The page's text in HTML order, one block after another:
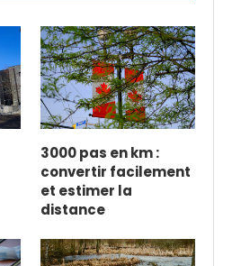
3000 pas en km :
convertir facilement
et estimer la
distance